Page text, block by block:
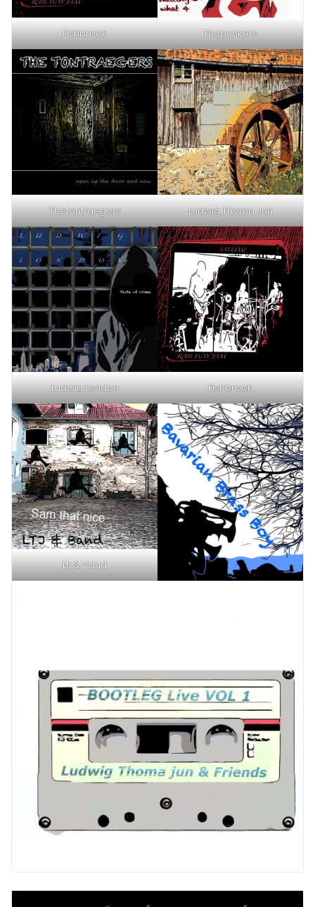
Fishbrook Thepunkers
Thetontraegers Ludwig Thoma Jun
Ludwig London Fishbrook
Ltj & Vand